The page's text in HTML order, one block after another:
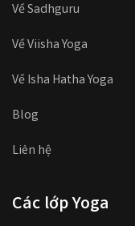
Về Sadhguru
Về Viisha Yoga
Về Isha Hatha Yoga
Blog
Liên hệ
Các lớp Yoga